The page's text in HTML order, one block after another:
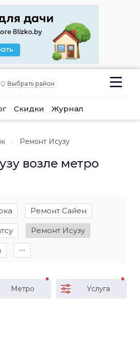
Выбрать район
Скидки Журнал
Ремонт Исузу
возле метро
Ремонт Сайен
Ремонт Исузу
∙∙∙
Метро Услуга